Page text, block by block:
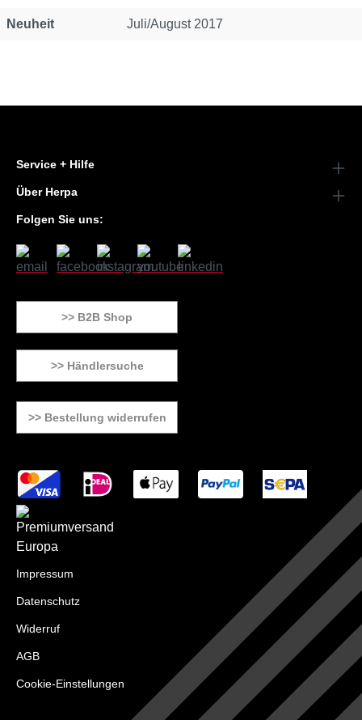
Neuheit Juli/August 2017
Service + Hilfe
Über Herpa
Folgen Sie uns:
>> B2B Shop
>> Händlersuche
>> Bestellung widerrufen
Impressum
Datenschutz
Widerruf
AGB
Cookie-Einstellungen